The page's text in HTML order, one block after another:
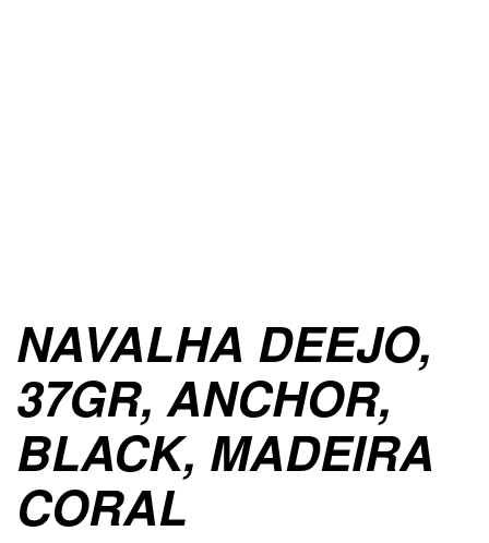
NAVALHA DEEJO,
37GR, ANCHOR,
BLACK, MADEIRA
CORAL